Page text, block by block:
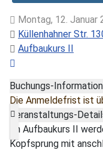
Montag, 12. Januar
Küllenhahner Str.
Aufbaukurs II
Buchungs-
Die Anmeldefrist ist
Veranstaltungs-
Im Aufbaukurs II
Kopfsprung mit